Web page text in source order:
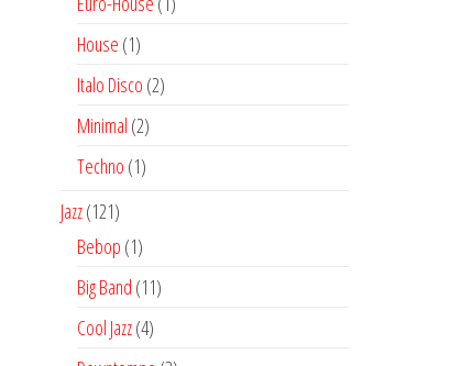
House 11
producto
Italo Disco 22
Minimal 22
productos
Techno 11
Jazz 121121
productos
Bebop 11
producto
Big Band 1111
Cool Jazz 44
productos